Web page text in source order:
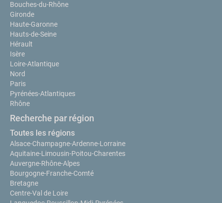
Bouches-du-Rhône
Gironde
Haute-Garonne
Hauts-de-Seine
Hérault
Isère
Loire-Atlantique
Nord
Paris
Pyrénées-Atlantiques
Rhône
Recherche par région
Toutes les régions
Alsace-Champagne-Ardenne-Lorraine
Aquitaine-Limousin-Poitou-Charentes
Auvergne-Rhône-Alpes
Bourgogne-Franche-Comté
Bretagne
Centre-Val de Loire